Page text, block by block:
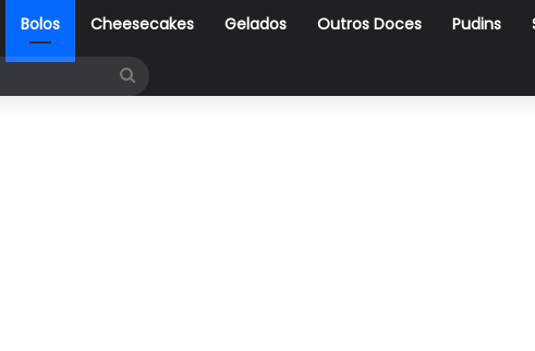
Bolos Cheesecakes Gelados Outros Doces Pudins